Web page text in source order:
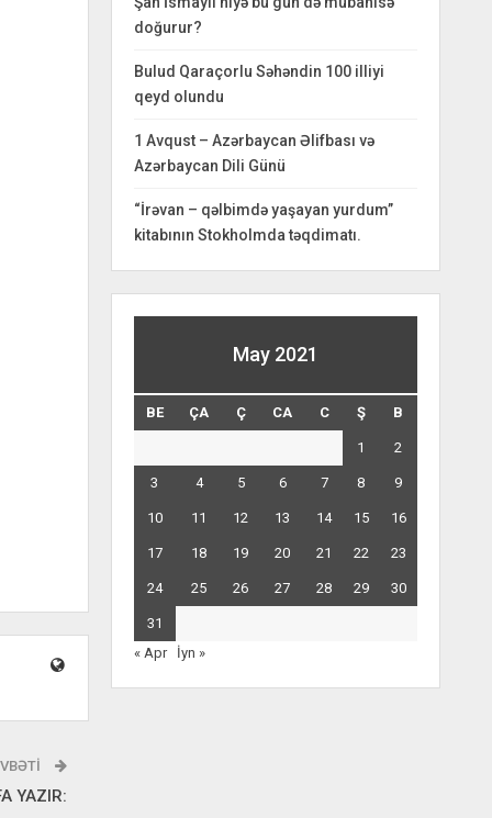
YAZIR:
doğurur?
Bulud Qaraçorlu Səhəndin 100 illiyi
qeyd olundu
1 Avqust – Azərbaycan Əlifbası və
Azərbaycan Dili Günü
“İrəvan – qəlbimdə yaşayan yurdum”
kitabının Stokholmda təqdimatı.
May 2021
BE ÇA Ç CA C Ş B
1 2
3 4 5 6 7 8 9
10 11 12 13 14 15 16
17 18 19 20 21 22 23
24 25 26 27 28 29 30
31
« Apr
İyn »